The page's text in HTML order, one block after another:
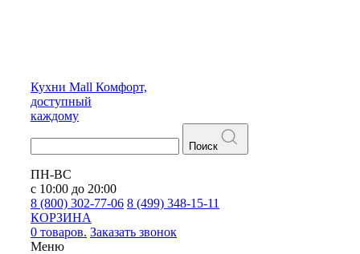
Кухни Mall Комфорт,
доступный
каждому
Поиск
ПН-ВС
с 10:00 до 20:00
8 (800) 302-77-06 8 (499) 348-15-11
КОРЗИНА
0 товаров. Заказать звонок
Меню